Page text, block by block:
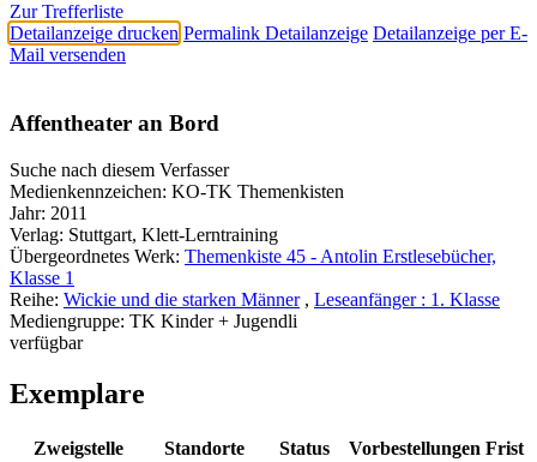
Zur Trefferliste
Detailanzeige drucken Permalink Detailanzeige Detailanzeige per E-
Mail versenden
Affentheater an Bord
Suche nach diesem Verfasser
Medienkennzeichen: KO-TK Themenkisten
Jahr: 2011
Verlag: Stuttgart, Klett-Lerntraining
Übergeordnetes Werk: Themenkiste 45 - Antolin Erstlesebücher,
Klasse 1
Reihe: Wickie und die starken Männer , Leseanfänger : 1. Klasse
Mediengruppe: TK Kinder + Jugendli
verfügbar
Exemplare
Zweigstelle Standorte Status Vorbestellungen Frist